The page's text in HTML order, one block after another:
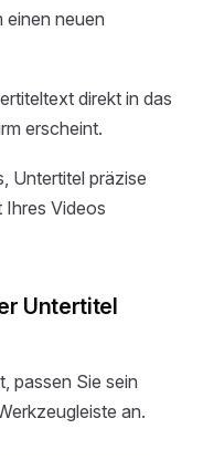
einen neuen
direkt in das
erscheint.
Untertitel präzise
Videos
Untertitel
passen Sie sein
an.